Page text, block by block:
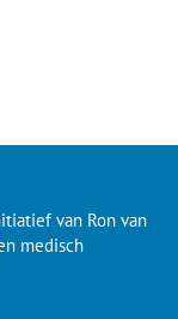
van Ron van
medisch